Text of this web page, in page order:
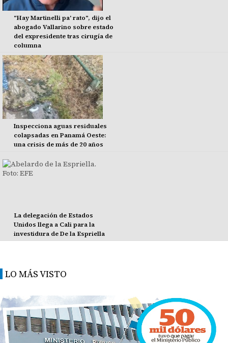
"Hay Martinelli pa' rato", dijo el
abogado Vallarino sobre estado
del expresidente tras cirugía de
columna
Inspecciona aguas residuales
colapsadas en Panamá Oeste:
una crisis de más de 20 años
La delegación de Estados
Unidos llega a Cali para la
investidura de De la Espriella
LO MÁS VISTO